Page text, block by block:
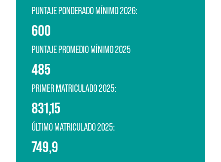
PUNTAJE PONDERADO MÍNIMO 2026:
600
PUNTAJE PROMEDIO MÍNIMO 2025
485
PRIMER MATRICULADO 2025:
831,15
ÚLTIMO MATRICULADO 2025:
749,9